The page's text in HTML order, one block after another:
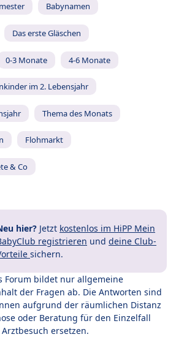
Babynamen
Das erste Gläschen
0-3 Monate 4-6 Monate
im 2. Lebensjahr
Thema des Monats
Flohmarkt
& Co
hier? Jetzt kostenlos im HiPP Mein
registrieren und deine Club-
sichern.
Forum bildet nur allgemeine
der Fragen ab. Die Antworten sind
aufgrund der räumlichen Distanz
oder Beratung für den Einzelfall
ersetzen.